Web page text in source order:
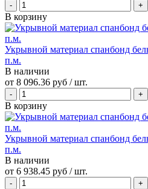
В корзину
Укрывной материал спанбонд
п.м.
В наличии
от 8 096.36 руб / шт.
В корзину
Укрывной материал спанбонд
п.м.
В наличии
от 6 938.45 руб / шт.